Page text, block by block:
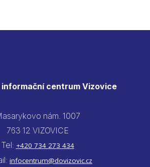
centrum Vizovice
nám. 1007
763 12 VIZOVICE
Tel: +420 734 273 434
infocentrum@dovizovic.cz